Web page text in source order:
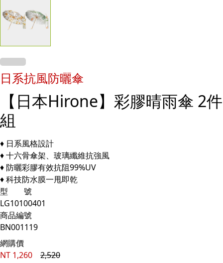
日系抗風防曬傘
【日本Hirone】彩膠晴雨傘 2件
組
♦ 日系風格設計
♦ 十六骨傘架、玻璃纖維抗強風
♦ 防曬彩膠有效抗阻99%UV
♦ 科技防水膜一甩即乾
型 號
LG10100401
商品編號
BN001119
網購價
NT 1,260
2,520